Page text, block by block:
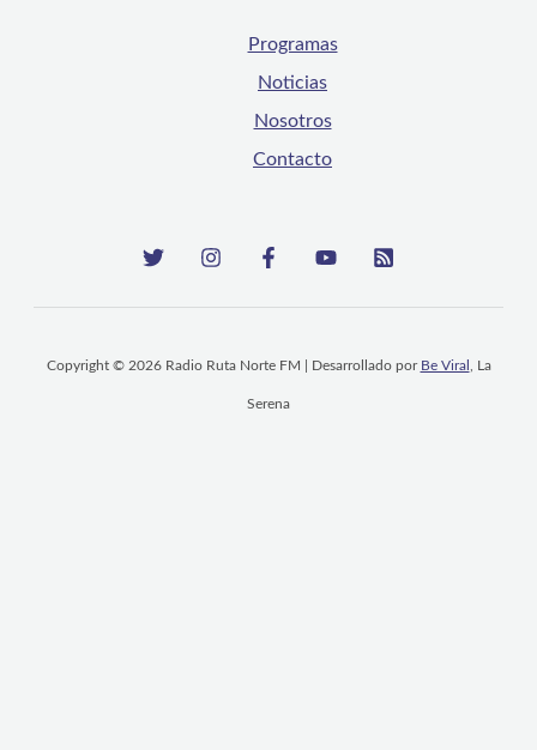
Programas
Noticias
Nosotros
Contacto
Copyright © 2026 Radio Ruta Norte FM | Desarrollado por Be Viral , La
Serena